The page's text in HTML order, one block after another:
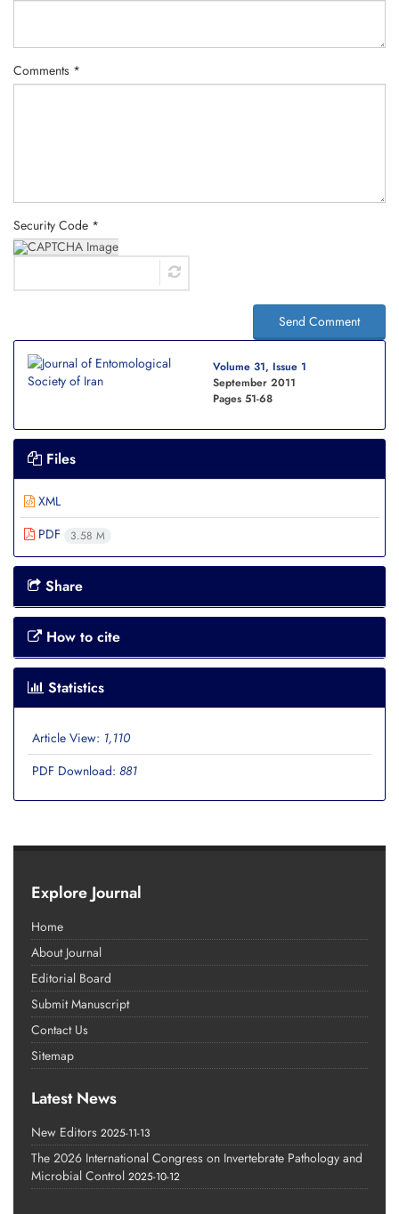
Comments *
Security Code *
Send Comment
Volume 31, Issue 1
September 2011
Pages 51-68
Files
XML
PDF
3.58 M
Share
How to cite
Statistics
Article View: 1,110
PDF Download: 881
Explore Journal
Home
About Journal
Editorial Board
Submit Manuscript
Contact Us
Sitemap
Latest News
New Editors 2025-11-13
The 2026 International Congress on Invertebrate Pathology and
Microbial Control 2025-10-12